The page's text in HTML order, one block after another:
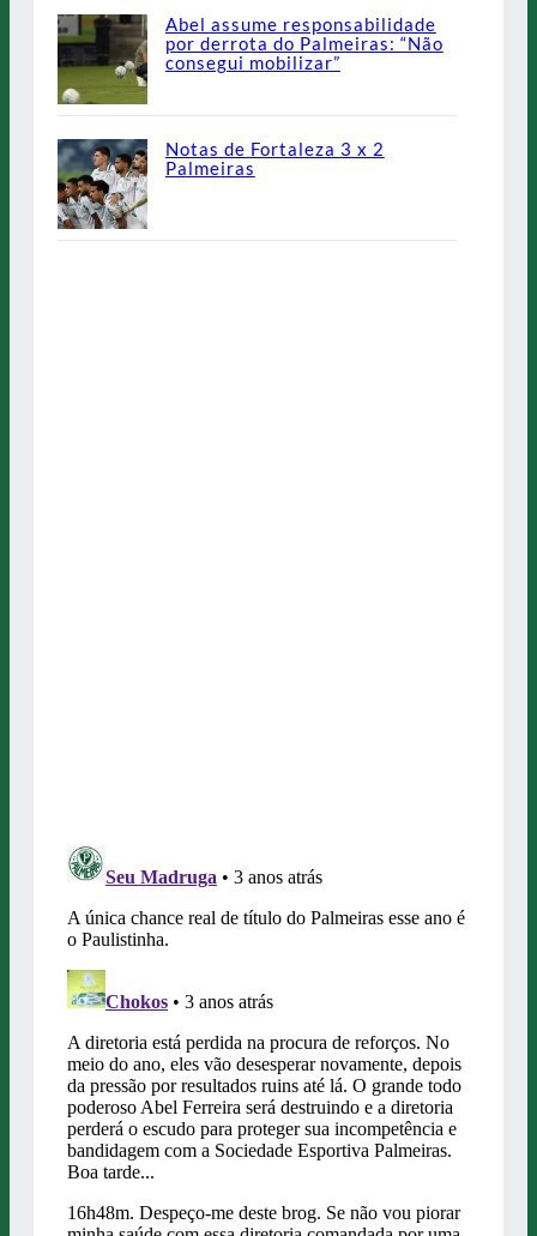
Abel assume responsabilidade
por derrota do Palmeiras: “Não
consegui mobilizar”
Notas de Fortaleza 3 x 2
Palmeiras